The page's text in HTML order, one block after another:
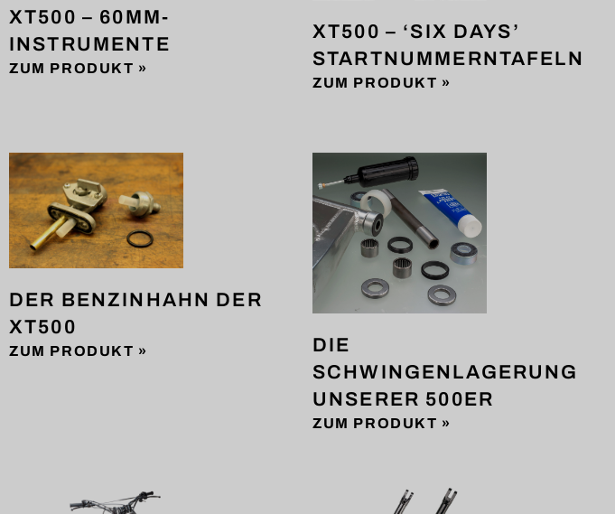
XT500 – 60MM-
INSTRUMENTE
ZUM PRODUKT »
XT500 – ‘SIX DAYS’
STARTNUMMERNTAFELN
ZUM PRODUKT »
DER BENZINHAHN DER
XT500
ZUM PRODUKT »
DIE
SCHWINGENLAGERUNG
UNSERER 500ER
ZUM PRODUKT »